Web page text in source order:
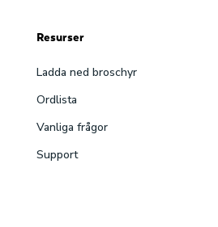
Resurser
Ladda ned broschyr
Ordlista
Vanliga frågor
Support